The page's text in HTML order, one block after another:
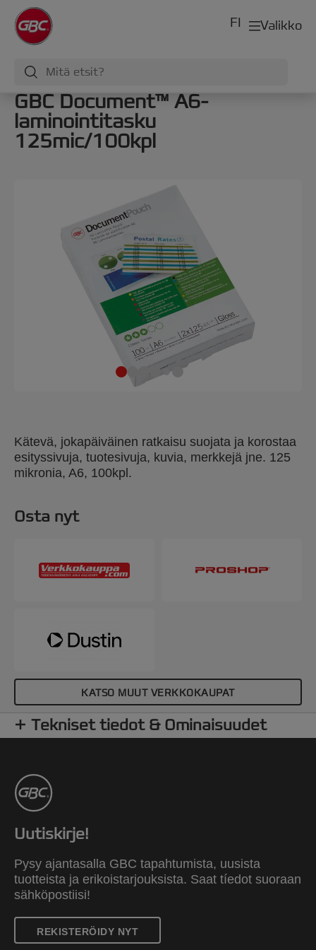
Valikko
FI
GBC Document™ A6-
laminointitasku
125mic/100kpl
Kätevä, jokapäiväinen ratkaisu suojata ja korostaa
esityssivuja, tuotesivuja, kuvia, merkkejä jne. 125
mikronia, A6, 100kpl.
Osta nyt
KATSO MUUT VERKKOKAUPAT
Tekniset tiedot & Ominaisuudet
Uutiskirje!
Pysy ajantasalla GBC tapahtumista, uusista
tuotteista ja erikoistarjouksista. Saat tíedot suoraan
sähköpostiisi!
REKISTERÖIDY NYT